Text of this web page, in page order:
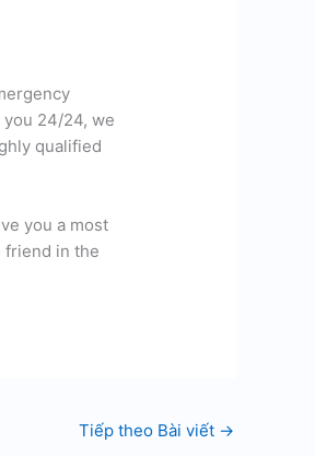
24/24, we
qualified
you a most
friend in the
Tiếp theo Bài viết →